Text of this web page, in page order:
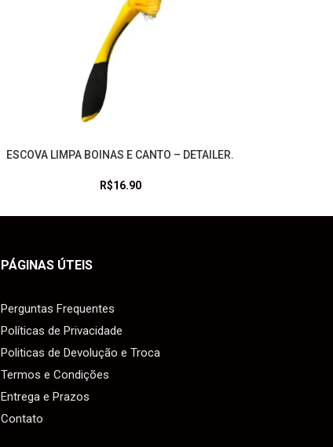
LEIA MAIS
ESCOVA LIMPA BOINAS E CANTO – DETAILER.
R$16.90
PÁGINAS ÚTEIS
Perguntas Frequentes
Políticas de Privacidade
Politicas de Devolução e Troca
Termos e Condições
Entrega e Prazos
Contato